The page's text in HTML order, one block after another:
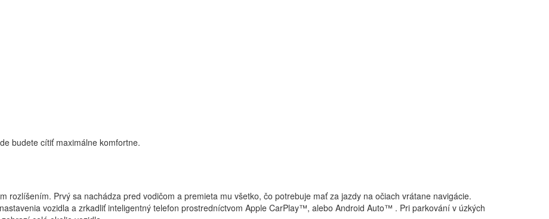
budete cítiť maximálne komfortne.
rozlíšením. Prvý sa nachádza pred vodičom a premieta mu všetko, čo potrebuje mať za jazdy na očiach vrátane navigácie.
vozidla a zrkadliť inteligentný telefon prostredníctvom Apple CarPlay™, alebo Android Auto™ . Pri parkování v úzkých